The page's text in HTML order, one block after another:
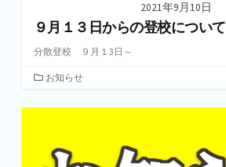
2021年9月10日
９月１３日からの登校について
分散登校 ９月１3日～
カ
ゴ
お知らせ